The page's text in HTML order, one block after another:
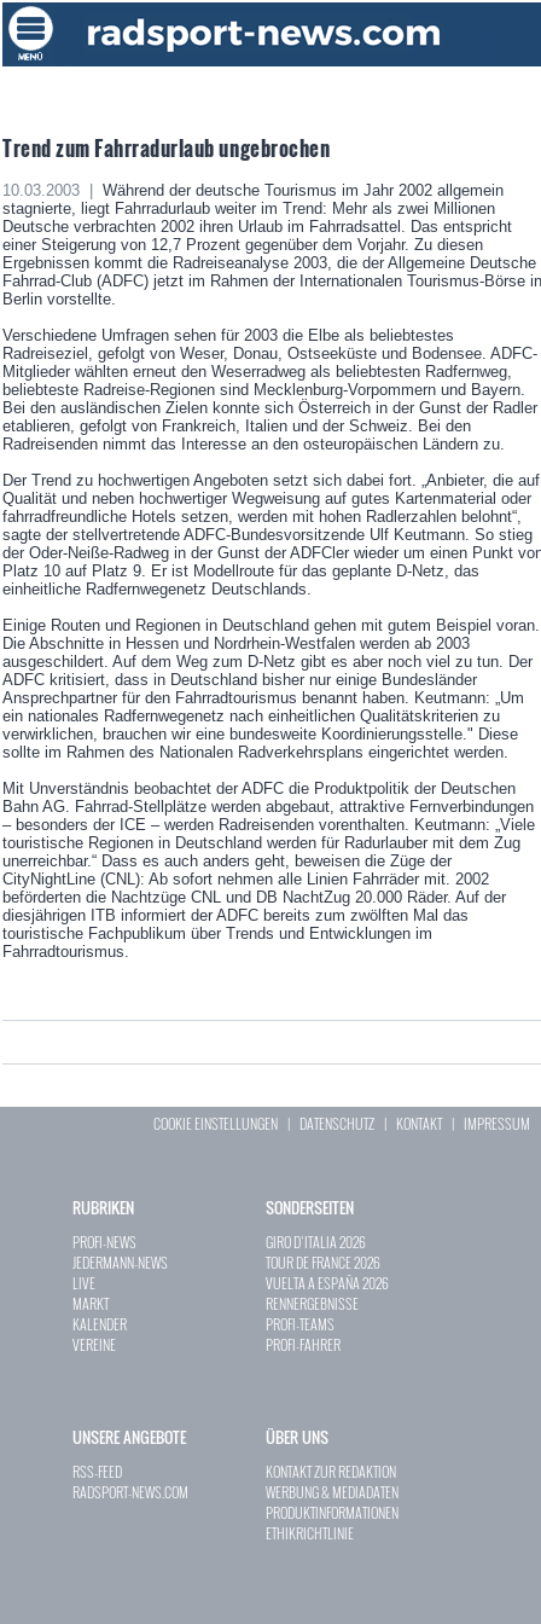
Trend zum Fahrradurlaub ungebrochen
10.03.2003 |
Während der deutsche Tourismus im Jahr 2002 allgemein
stagnierte, liegt Fahrradurlaub weiter im Trend: Mehr als zwei Millionen
Deutsche verbrachten 2002 ihren Urlaub im Fahrradsattel. Das entspricht
einer Steigerung von 12,7 Prozent gegenüber dem Vorjahr. Zu diesen
Ergebnissen kommt die Radreiseanalyse 2003, die der Allgemeine Deutsche
Fahrrad-Club (ADFC) jetzt im Rahmen der Internationalen Tourismus-Börse in
Berlin vorstellte.
Verschiedene Umfragen sehen für 2003 die Elbe als beliebtestes
Radreiseziel, gefolgt von Weser, Donau, Ostseeküste und Bodensee. ADFC-
Mitglieder wählten erneut den Weserradweg als beliebtesten Radfernweg,
beliebteste Radreise-Regionen sind Mecklenburg-Vorpommern und Bayern.
Bei den ausländischen Zielen konnte sich Österreich in der Gunst der Radler
etablieren, gefolgt von Frankreich, Italien und der Schweiz. Bei den
Radreisenden nimmt das Interesse an den osteuropäischen Ländern zu.
Der Trend zu hochwertigen Angeboten setzt sich dabei fort. „Anbieter, die auf
Qualität und neben hochwertiger Wegweisung auf gutes Kartenmaterial oder
fahrradfreundliche Hotels setzen, werden mit hohen Radlerzahlen belohnt“,
sagte der stellvertretende ADFC-Bundesvorsitzende Ulf Keutmann. So stieg
der Oder-Neiße-Radweg in der Gunst der ADFCler wieder um einen Punkt
Platz 10 auf Platz 9. Er ist Modellroute für das geplante D-Netz, das
einheitliche Radfernwegenetz Deutschlands.
Einige Routen und Regionen in Deutschland gehen mit gutem Beispiel voran.
Die Abschnitte in Hessen und Nordrhein-Westfalen werden ab 2003
ausgeschildert. Auf dem Weg zum D-Netz gibt es aber noch viel zu tun. Der
ADFC kritisiert, dass in Deutschland bisher nur einige Bundesländer
Ansprechpartner für den Fahrradtourismus benannt haben. Keutmann: „Um
ein nationales Radfernwegenetz nach einheitlichen Qualitätskriterien zu
verwirklichen, brauchen wir eine bundesweite Koordinierungsstelle." Diese
sollte im Rahmen des Nationalen Radverkehrsplans eingerichtet werden.
Mit Unverständnis beobachtet der ADFC die Produktpolitik der Deutschen
Bahn AG. Fahrrad-Stellplätze werden abgebaut, attraktive Fernverbindungen
– besonders der ICE – werden Radreisenden vorenthalten. Keutmann: „Viele
touristische Regionen in Deutschland werden für Radurlauber mit dem Zug
unerreichbar.“ Dass es auch anders geht, beweisen die Züge der
CityNightLine (CNL): Ab sofort nehmen alle Linien Fahrräder mit. 2002
beförderten die Nachtzüge CNL und DB NachtZug 20.000 Räder. Auf der
diesjährigen ITB informiert der ADFC bereits zum zwölften Mal das
touristische Fachpublikum über Trends und Entwicklungen im
Fahrradtourismus.
COOKIE EINSTELLUNGEN | DATENSCHUTZ | KONTAKT| IMPRESSUM
RUBRIKEN
PROFI-NEWS
JEDERMANN-NEWS
LIVE
MARKT
KALENDER
VEREINE
SONDERSEITEN
GIRO D`ITALIA 2026
TOUR DE FRANCE 2026
VUELTA A ESPAÑA 2026
RENNERGEBNISSE
PROFI-TEAMS
PROFI-FAHRER
UNSERE ANGEBOTE
RSS-FEED
RADSPORT-NEWS.COM
ÜBER UNS
KONTAKT ZUR REDAKTION
WERBUNG & MEDIADATEN
PRODUKTINFORMATIONEN
ETHIKRICHTLINIE